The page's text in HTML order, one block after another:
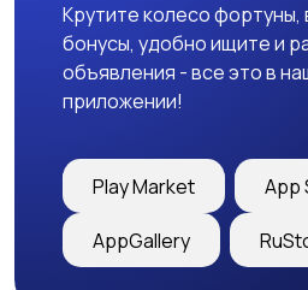
Крутите колесо фортуны,
бонусы, удобно ищите и
объявления - все это в
приложении!
Play Market App
AppGallery